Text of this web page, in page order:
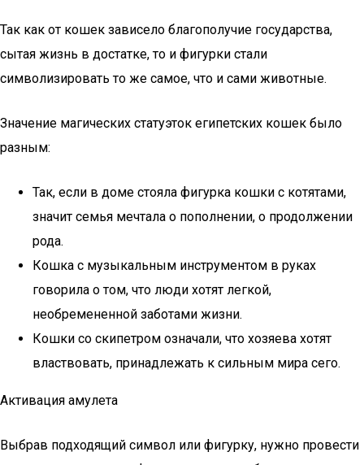
Так как от кошек зависело благополучие государства,
сытая жизнь в достатке, то и фигурки стали
символизировать то же самое, что и сами животные.
Значение магических статуэток египетских кошек было
разным:
Так, если в доме стояла фигурка кошки с котятами,
значит семья мечтала о пополнении, о продолжении
рода.
Кошка с музыкальным инструментом в руках
говорила о том, что люди хотят легкой,
необремененной заботами жизни.
Кошки со скипетром означали, что хозяева хотят
властвовать, принадлежать к сильным мира сего.
Активация амулета
Выбрав подходящий символ или фигурку, нужно провести